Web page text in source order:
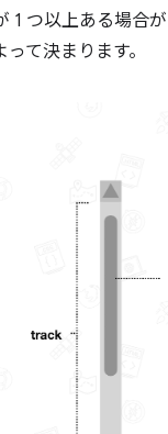
つ以上ある場合
て決まります。